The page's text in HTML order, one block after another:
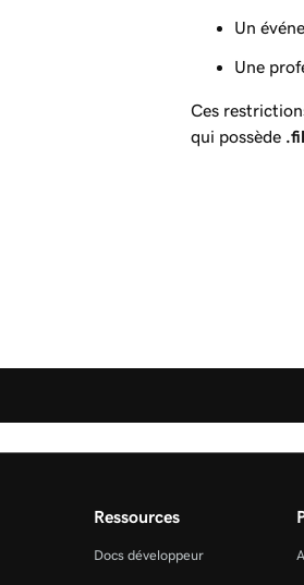
Un
Une
Ces
qui possède
Ressources
Docs développeur